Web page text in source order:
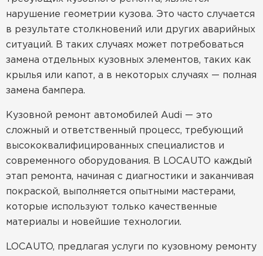
нарушение геометрии кузова. Это часто случается
в результате столкновений или других аварийных
ситуаций. В таких случаях может потребоваться
замена отдельных кузовных элементов, таких как
крылья или капот, а в некоторых случаях — полная
замена бампера.
Кузовной ремонт автомобилей Audi — это
сложный и ответственный процесс, требующий
высококвалифицированных специалистов и
современного оборудования. В LOCAUTO каждый
этап ремонта, начиная с диагностики и заканчивая
покраской, выполняется опытными мастерами,
которые используют только качественные
материалы и новейшие технологии.
LOCAUTO, предлагая услуги по кузовному ремонту